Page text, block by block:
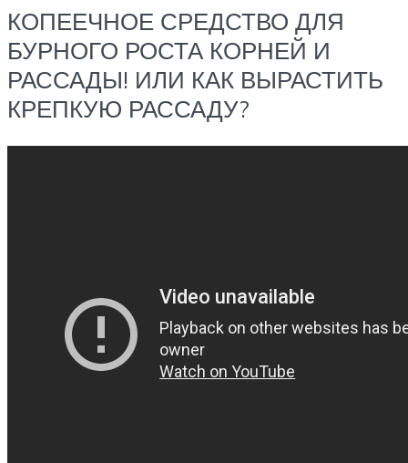
КОПЕЕЧНОЕ СРЕДСТВО ДЛЯ
БУРНОГО РОСТА КОРНЕЙ И
РАССАДЫ! ИЛИ КАК ВЫРАСТИТЬ
КРЕПКУЮ РАССАДУ?